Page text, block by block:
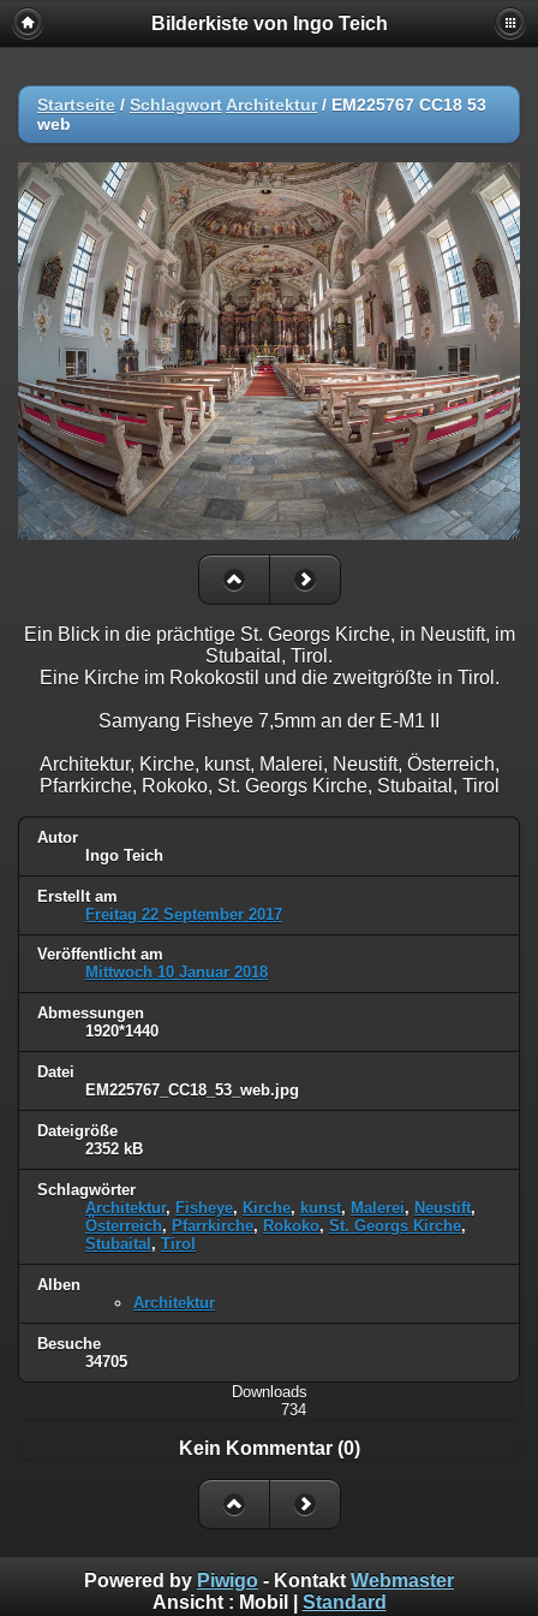
Bilderkiste von Ingo Teich
Startseite / Schlagwort Architektur/ EM225767 CC18 53
web
Ein Blick in die prächtige St. Georgs Kirche, in Neustift, im
Stubaital, Tirol.
Eine Kirche im Rokokostil und die zweitgrößte in Tirol.
Samyang Fisheye 7,5mm an der E-M1 II
Architektur, Kirche, kunst, Malerei, Neustift, Österreich,
Pfarrkirche, Rokoko, St. Georgs Kirche, Stubaital, Tirol
Autor
Ingo Teich
Erstellt am
Freitag 22 September 2017
Veröffentlicht am
Mittwoch 10 Januar 2018
Abmessungen
1920*1440
Datei
EM225767_CC18_53_web.jpg
Dateigröße
2352 kB
Schlagwörter
Architektur, Fisheye, Kirche, kunst, Malerei, Neustift,
Österreich, Pfarrkirche, Rokoko, St. Georgs Kirche,
Stubaital , Tirol
Alben
Architektur
Besuche
34705
Downloads
734
Kein Kommentar (0)
Powered by Piwigo - Kontakt Webmaster
Ansicht : Mobil Standard